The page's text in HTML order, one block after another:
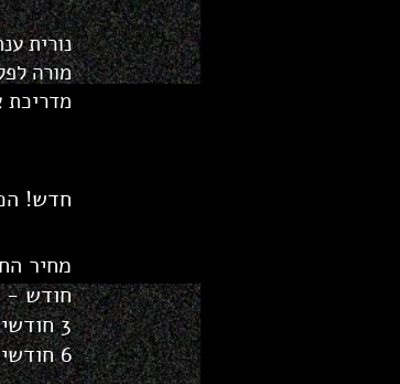
נורית
מורה
מדריכת אייקידו (דן
חדש!
מחיר ה
חודש - 400₪.
3 חודשים - 380₪ לחודש.
6 חודשים - 360₪ לחודש.